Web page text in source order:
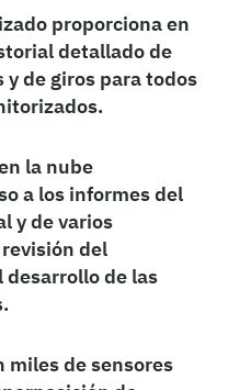
proporciona en
detallado de
y de giros para todos
la nube
a los informes del
y de varios
del
de las
miles de sensores